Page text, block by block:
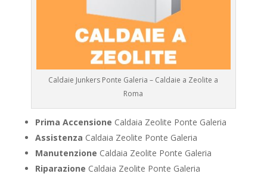
Caldaie Junkers Ponte Galeria – Caldaie a Zeolite a
Roma
Prima Accensione Caldaia Zeolite Ponte Galeria
Assistenza Caldaia Zeolite Ponte Galeria
Manutenzione Caldaia Zeolite Ponte Galeria
Riparazione Caldaia Zeolite Ponte Galeria